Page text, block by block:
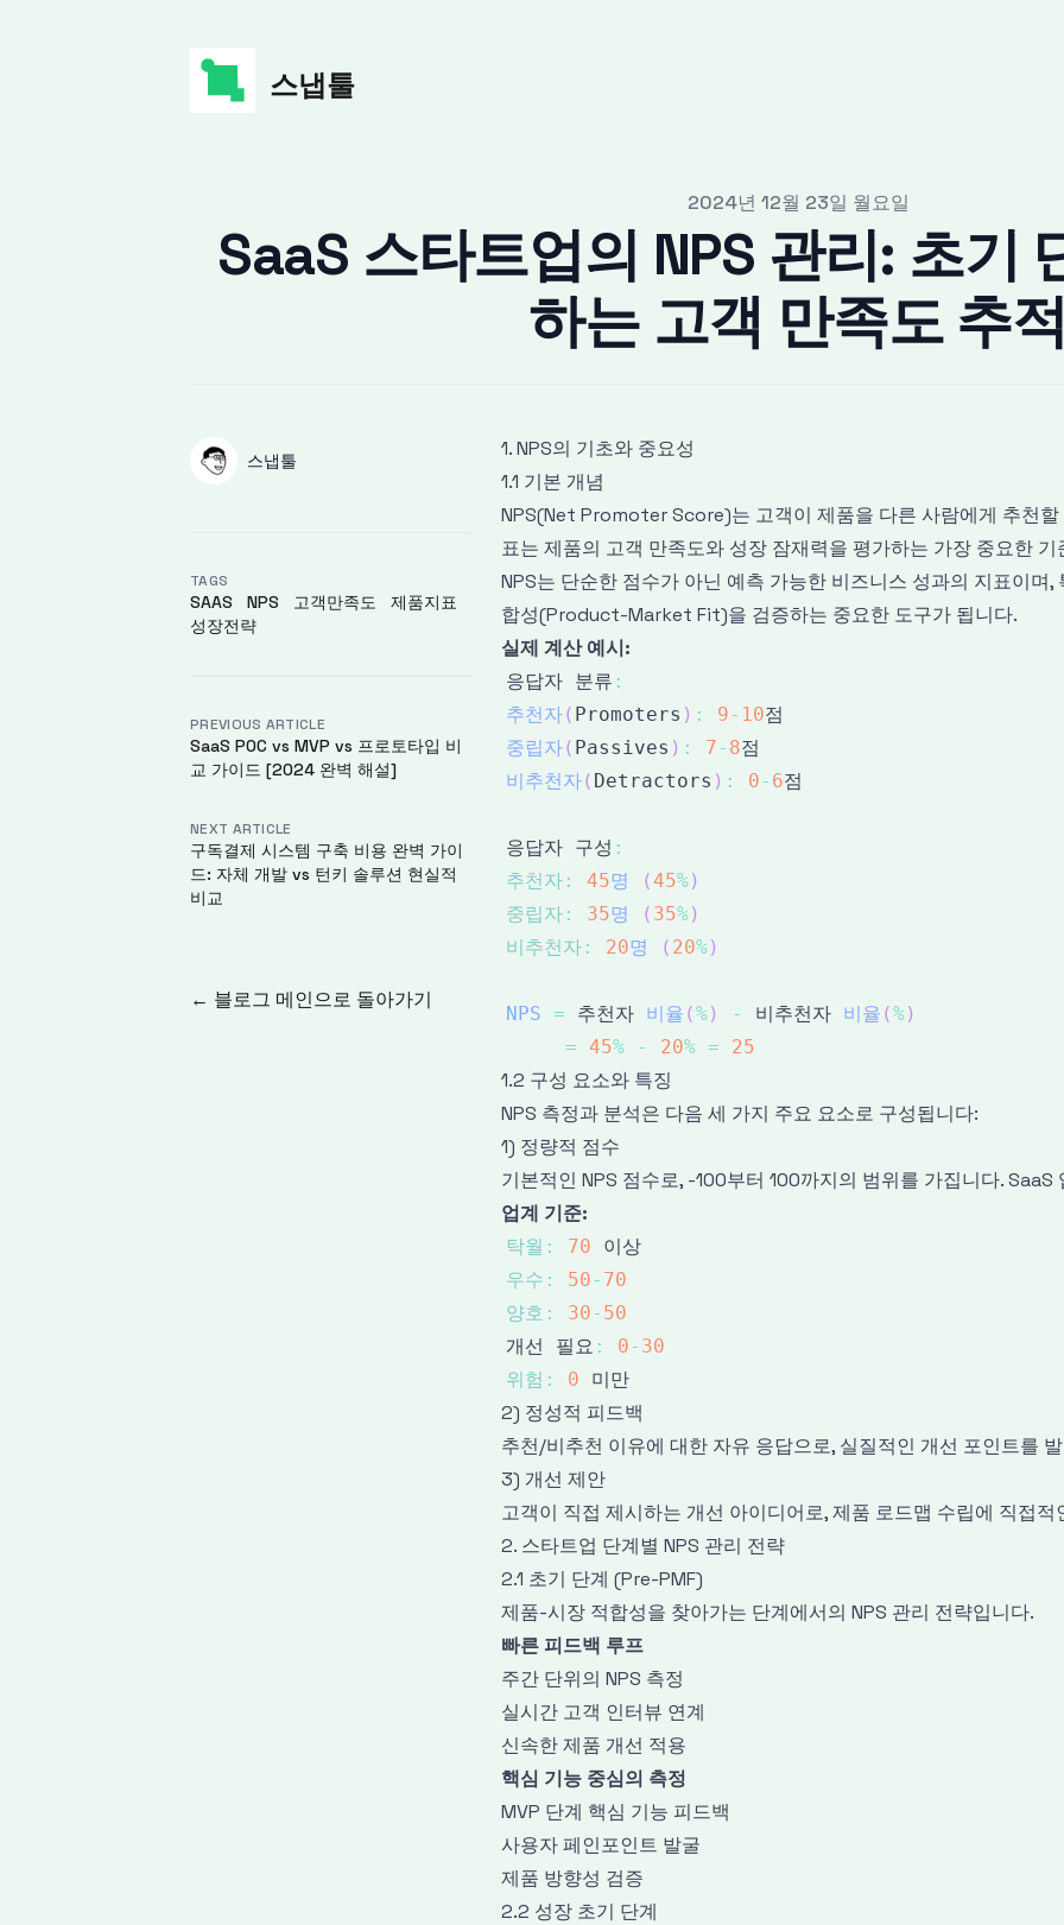
스냅툴
2024년 12월 23일 월요일
SaaS 스타트업의 NPS 관리: 초기
하는 고객 만족도 추
AuthorsName
스냅툴
1. NPS의 기초와 중요성
1.1 기본 개념
NPS(Net Promoter Score)는 고객이 제품을 다른 사람에게 추천
표는 제품의 고객 만족도와 성장 잠재력을 평가하는 가장 중요한 기
NPS는 단순한 점수가 아닌 예측 가능한 비즈니스 성과의 지표이며
합성(Product-Market Fit)을 검증하는 중요한 도구가 됩니다.
실제 계산 예시:
응답자 분류 :
추천자( Promoters ) : 9- 10
중립자( Passives ) : 7- 8
비추천자( Detractors ) : 0- 6
응답자 구성 :
추천자 : 45명 (45%)
중립자 : 35명 ( 35%)
비추천자 : 20명 ( 20%)
NPS = 추천자 비율 (%) - 비추천자 비율 (%)
= 45% - 20% = 25
1.2 구성 요소와 특징
NPS 측정과 분석은 다음 세 가지 주요 요소로 구성됩니다:
1) 정량적 점수
기본적인 NPS 점수로, -100부터 100까지의 범위를 가집니다.
업계 기준:
탁월 : 70
우수 : 50- 70
양호 : 30- 50
개선 필요 : 0- 30
위험 : 0
2) 정성적 피드백
추천/비추천 이유에 대한 자유 응답으로, 실질적인 개선 포인트를
3) 개선 제안
고객이 직접 제시하는 개선 아이디어로, 제품 로드맵 수립에 직접
2. 스타트업 단계별 NPS 관리 전략
2.1 초기 단계 (Pre-PMF)
제품-시장 적합성을 찾아가는 단계에서의 NPS 관리 전략입니다.
빠른 피드백 루프
주간 단위의 NPS 측정
실시간 고객 인터뷰 연계
신속한 제품 개선 적용
핵심 기능 중심의 측정
MVP 단계 핵심 기능 피드백
사용자 페인포인트 발굴
제품 방향성 검증
2.2 성장 초기 단계
TAGS
SAAS NPS 고객만족도
제품지표
성장전략
PREVIOUS ARTICLE
SaaS POC vs MVP vs 프로토타입 비
교 가이드 [2024 완벽 해설]
NEXT ARTICLE
구독결제 시스템 구축 비용 완벽 가이
드: 자체 개발 vs 턴키 솔루션 현실적
비교
← 블로그 메인으로 돌아가기